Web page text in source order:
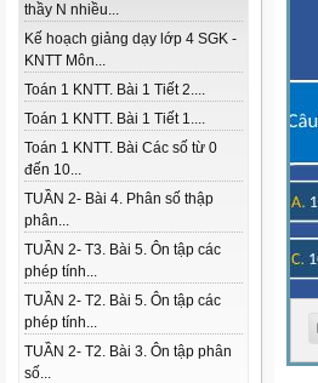
thầy N nhiều...
Kế hoạch giảng dạy lớp 4 SGK -
KNTT Môn...
Toán 1 KNTT. Bài 1 Tiết 2....
Toán 1 KNTT. Bài 1 Tiết 1....
Toán 1 KNTT. Bài Các số từ 0
đến 10...
TUẦN 2- Bài 4. Phân số thập
phân...
TUẦN 2- T3. Bài 5. Ôn tập các
phép tính...
TUẦN 2- T2. Bài 5. Ôn tập các
phép tính...
TUẦN 2- T2. Bài 3. Ôn tập phân
số...